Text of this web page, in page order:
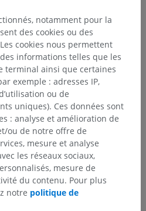
Système nerveux>
> Encéphale>
pont et cervelet
pont> Substance grise
notamment pour la
des cookies ou des
cookies nous permettent
informations telles que les
terminal ainsi que certaines
exemple : adresses IP,
ou de
uniques). Ces données sont
: analyse et amélioration de
ou de notre offre de
mesure et analyse
les réseaux sociaux,
mesure de
du contenu. Pour plus
notre politique de